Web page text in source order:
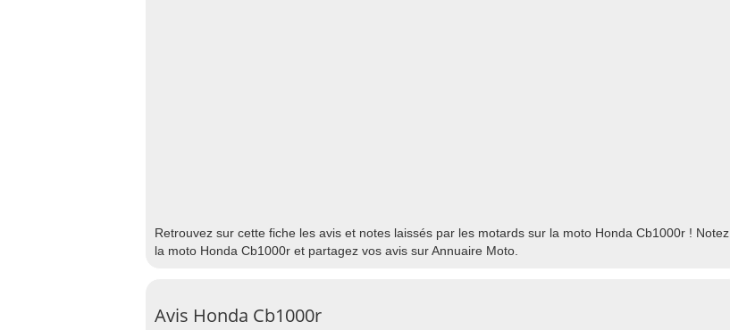
Retrouvez sur cette fiche les avis et notes laissés par les motards sur la moto Honda Cb1000r ! Notez
la moto Honda Cb1000r et partagez vos avis sur Annuaire Moto.
Avis Honda Cb1000r